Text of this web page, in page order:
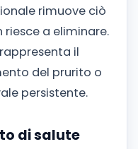
rimuove ciò
a eliminare.
il
del prurito o
persistente.
di salute